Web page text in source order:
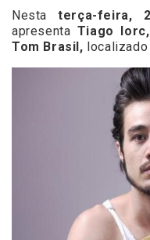
Nestaterça-feira,
apresenta Tiago
Tom Brasil, localizado